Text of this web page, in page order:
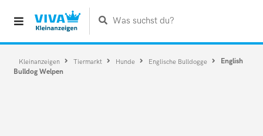
Was suchst du?
Kleinanzeigen Tiermarkt Hunde Englische Bulldogge
English
Bulldog Welpen